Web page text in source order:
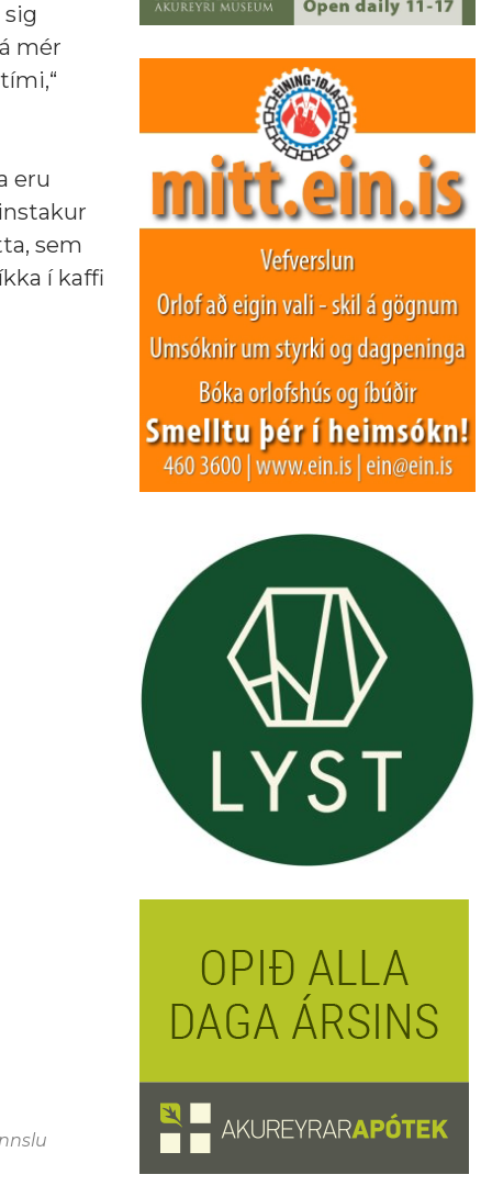
sig
mér
eru
sem
í kaffi